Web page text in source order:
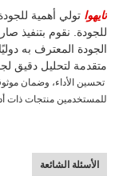
تايهوا تولي أهمية
للجودة. نقوم بتنفيذ
متقدمة لتحليل دقيق
تحسين الأداء، وضمان
للمستخدمين منتجات ذات
الأسئلة الشائعة